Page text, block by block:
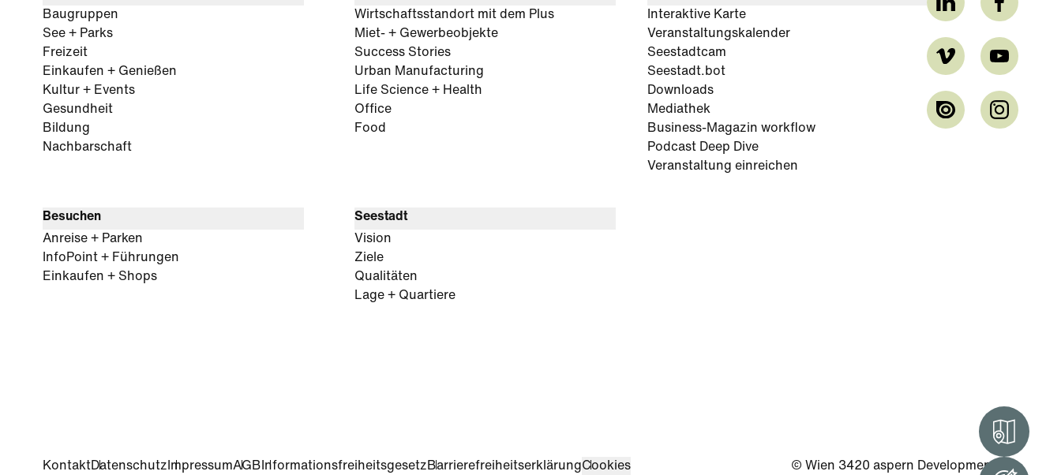
Baugruppen
See + Parks
Freizeit
Einkaufen + Genießen
Kultur + Events
Gesundheit
Bildung
Nachbarschaft
Wirtschaftsstandort mit dem Plus
Miet- + Gewerbeobjekte
Success Stories
Urban Manufacturing
Life Science + Health
Office
Food
Besuchen
Anreise + Parken
InfoPoint + Führungen
Einkaufen + Shops
Seestadt
Vision
Ziele
Qualitäten
Lage + Quartiere
Interaktive Karte
Veranstaltungskalender
Seestadtcam
Seestadt.bot
Downloads
Mediathek
Business-Magazin workflow
Podcast Deep Dive
Veranstaltung einreichen
KontaktDatenschutz ImpressumAGB InformationsfreiheitsgesetzBarrierefreiheitserklärungCookies © Wien 3420 aspern Development AG